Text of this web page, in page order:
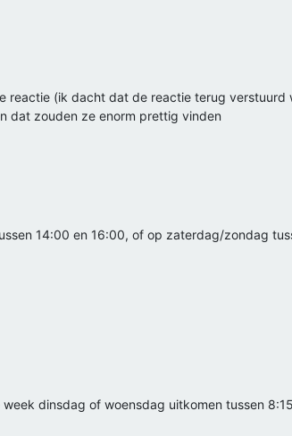
reactie (ik dacht dat de reactie terug verstuurd
dat zouden ze enorm prettig vinden
14:00 en 16:00, of op zaterdag/zondag
dinsdag of woensdag uitkomen tussen